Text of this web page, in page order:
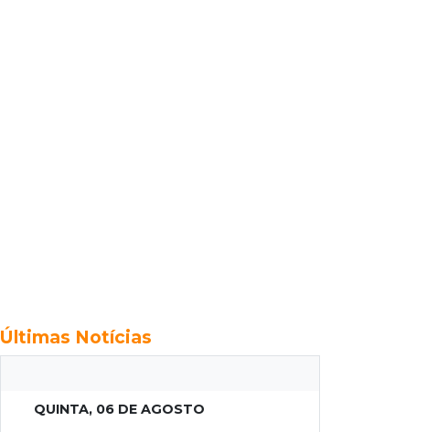
Últimas Notícias
QUINTA, 06 DE AGOSTO